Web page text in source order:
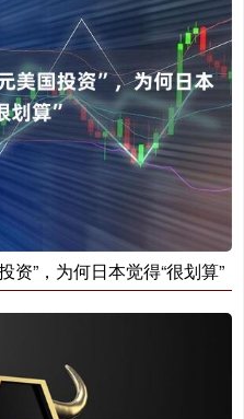
资”，为何日本觉得“很划算”